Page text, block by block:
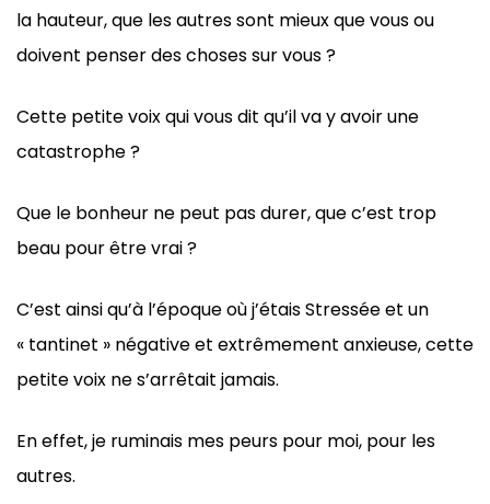
la hauteur, que les autres sont mieux que vous ou
doivent penser des choses sur vous ?
Cette petite voix qui vous dit qu’il va y avoir une
catastrophe ?
Que le bonheur ne peut pas durer, que c’est trop
beau pour être vrai ?
C’est ainsi qu’à l’époque où j’étais Stressée et un
« tantinet » négative et extrêmement anxieuse, cette
petite voix ne s’arrêtait jamais.
En effet, je ruminais mes peurs pour moi, pour les
autres.